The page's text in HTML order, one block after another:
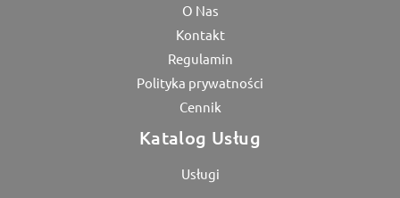
O Nas
Kontakt
Regulamin
Polityka prywatności
Cennik
Katalog Usług
Usługi